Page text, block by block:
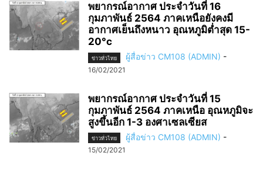
พยากรณ์อากาศ ประจำวันที่ 16
กุมภาพันธ์ 2564 ภาคเหนือยังคงมี
อากาศเย็นถึงหนาว อุณหภูมิต่ำสุด 15-
20°c
ข่าวทั่วไทย ผู้สื่อข่าว CM108 (ADMIN) -
16/02/2021
พยากรณ์อากาศ ประจำวันที่ 15
กุมภาพันธ์ 2564 ภาคเหนือ อุณหภูมิจะ
สูงขึ้นอีก 1-3 องศาเซลเซียส
ข่าวทั่วไทย ผู้สื่อข่าว CM108 (ADMIN) -
15/02/2021